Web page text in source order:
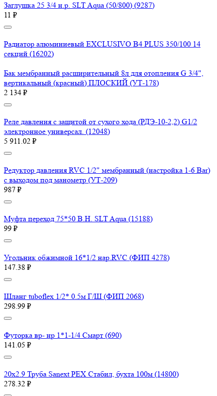
Заглушка 25 3/4 н.р. SLT Aqua (50/800) (9287)
11 ₽
Радиатор алюминиевый EXCLUSIVO B4 PLUS 350/100 14
секций (16202)
Бак мембранный расширительный 8л для отопления G 3/4",
вертикальный (красный) ПЛОСКИЙ (УТ-178)
2 134 ₽
Реле давления с защитой от сухого хода (РДЭ-10-2,2) G1/2
электронное универсал. (12048)
5 911.02 ₽
Редуктор давления RVC 1/2" мембранный (настройка 1-6 Bar)
с выходом под манометр (УТ-209)
987 ₽
Муфта переход 75*50 В.Н. SLT Aqua (15188)
99 ₽
Угольник обжимной 16*1/2 нар.RVC (ФИП 4278)
147.38 ₽
Шланг tuboflex 1/2* 0.5м Г/Ш (ФИП 2068)
298.99 ₽
Футорка вр- нр 1*1-1/4 Смарт (690)
141.05 ₽
20х2.9 Труба Sanext PEX Стабил, бухта 100м (14800)
278.32 ₽